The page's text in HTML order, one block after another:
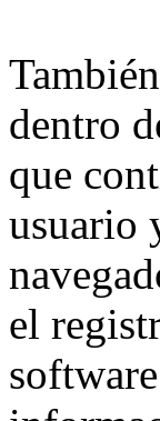
dentro
que
usuario
el